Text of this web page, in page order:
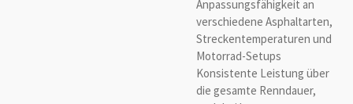
Anpassungsfähigkeit an
verschiedene Asphaltarten,
Streckentemperaturen und
Motorrad-Setups
Konsistente Leistung über
die gesamte Renndauer,